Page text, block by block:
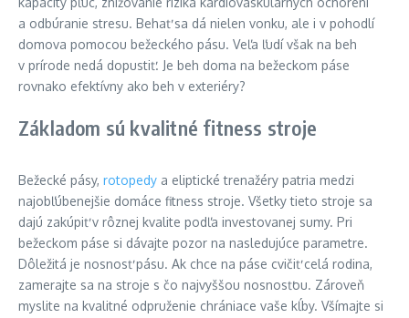
a odbúranie stresu. Behať sa dá nielen vonku, ale i v pohodlí
domova pomocou bežeckého pásu. Veľa ľudí však na beh
v prírode nedá dopustiť. Je beh doma na bežeckom páse
rovnako efektívny ako beh v exteriéry?
Základom sú kvalitné fitness stroje
Bežecké pásy, rotopedy a eliptické trenažéry patria medzi
najobľúbenejšie domáce fitness stroje. Všetky tieto stroje sa
dajú zakúpiť v rôznej kvalite podľa investovanej sumy. Pri
bežeckom páse si dávajte pozor na nasledujúce parametre.
Dôležitá je nosnosť pásu. Ak chce na páse cvičiť celá rodina,
zamerajte sa na stroje s čo najvyššou nosnosťou. Zároveň
myslite na kvalitné odpruženie chrániace vaše kĺby. Všímajte si